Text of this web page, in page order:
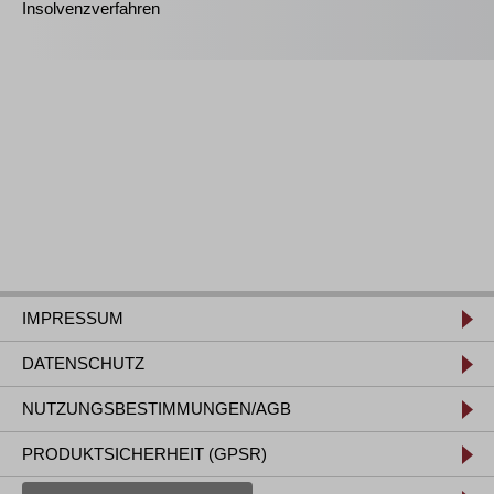
Insolvenzverfahren
IMPRESSUM
DATENSCHUTZ
NUTZUNGSBESTIMMUNGEN/AGB
PRODUKTSICHERHEIT (GPSR)